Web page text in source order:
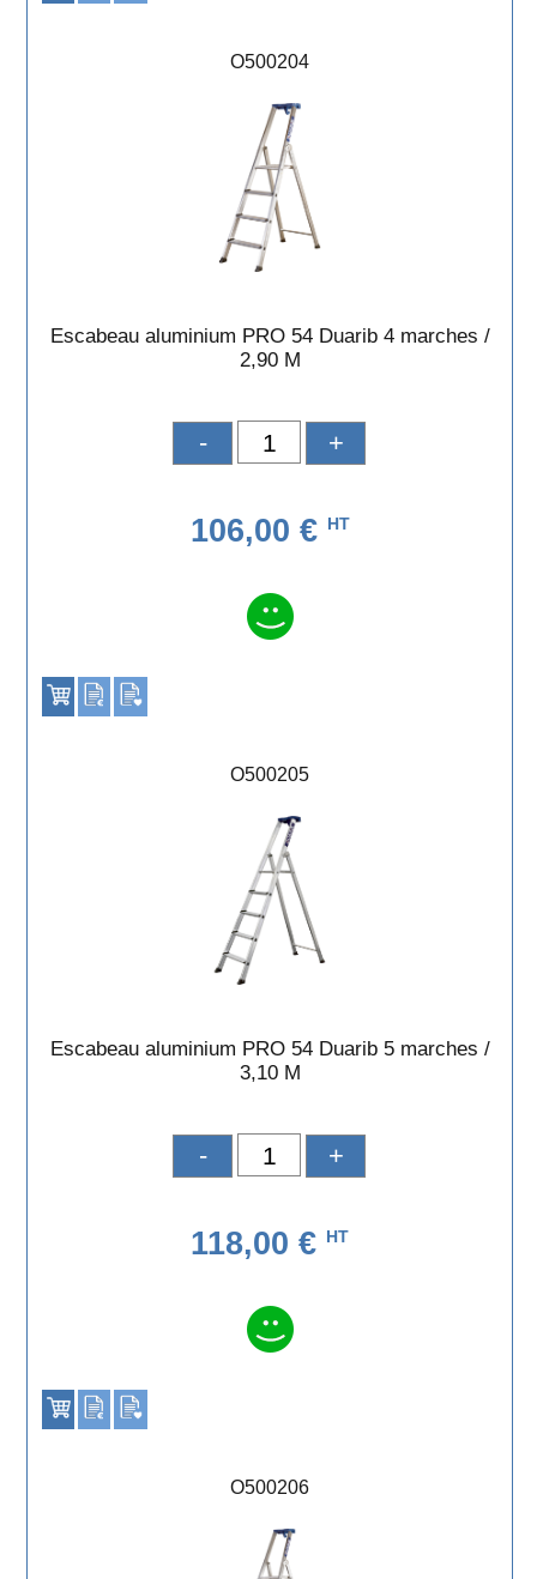
O500204
Escabeau aluminium PRO 54 Duarib 4 marches /
2,90 M
- +
106,00 € HT
O500205
Escabeau aluminium PRO 54 Duarib 5 marches /
3,10 M
- +
118,00 € HT
O500206